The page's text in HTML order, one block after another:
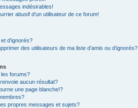
indésirables!
abusif d’un utilisateur de ce forum!
d’ignorés?
des utilisateurs de ma liste d’amis ou d’ignorés?
forums?
aucun résultat?
une page blanche!?
propres messages et sujets?